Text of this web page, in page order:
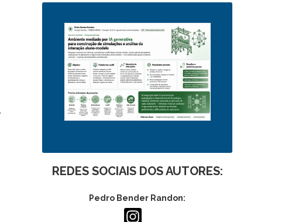
REDES SOCIAIS DOS AUTORES:
Pedro Bender Randon: